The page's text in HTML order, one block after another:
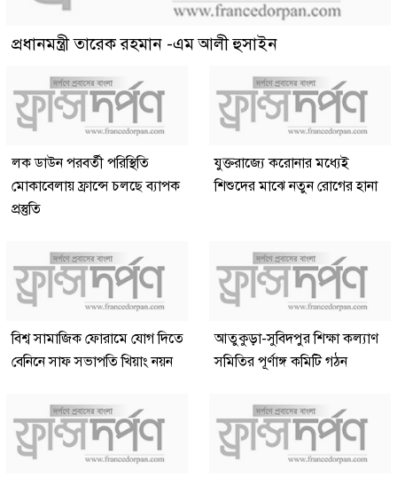
প্রধানমন্ত্রী তারেক রহমান -এম আলী হুসাইন
লক ডাউন পরবর্তী পরিস্থিতি
মোকাবেলায় ফ্রান্সে চলছে ব্যাপক
প্রস্তুতি
যুক্তরাজ্যে করোনার মধ্যেই
শিশুদের মাঝে নতুন রোগের হানা
বিশ্ব সামাজিক ফোরামে যোগ দিতে
বেনিনে সাফ সভাপতি খিয়াং নয়ন
আতুকুড়া-সুবিদপুর শিক্ষা কল্যাণ
সমিতির পূর্ণাঙ্গ কমিটি গঠন